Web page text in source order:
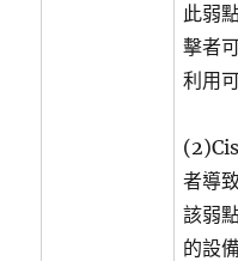
此弱
擊者
利用
者導
該弱
的設